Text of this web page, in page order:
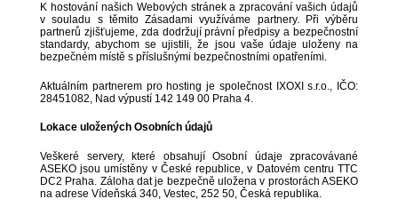
K hostování našich Webových stránek a zpracování vašich údajů
v souladu s těmito Zásadami využíváme partnery. Při výběru
partnerů zjišťujeme, zda dodržují právní předpisy a bezpečnostní
standardy, abychom se ujistili, že jsou vaše údaje uloženy na
bezpečném místě s příslušnými bezpečnostními opatřeními.
Aktuálním partnerem pro hosting je společnost IXOXI s.r.o., IČO:
28451082, Nad výpustí 142 149 00 Praha 4.
Lokace uložených Osobních údajů
Veškeré servery, které obsahují Osobní údaje zpracovávané
ASEKO jsou umístěny v České republice, v Datovém centru TTC
DC2 Praha. Záloha dat je bezpečně uložena v prostorách ASEKO
na adrese Vídeňská 340, Vestec, 252 50, Česká republika.